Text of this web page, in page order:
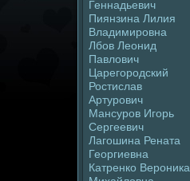
Геннадьевич
Пиянзина Лилия
Владимиpoвна
Лбов Леонид
Павлoвич
Цаpeгоpoдский
Ростислав
Артуpoвич
Мансуpoв Игорь
Сергеевич
Лагошина Рената
Георгиевна
Катpeнко Веpoника